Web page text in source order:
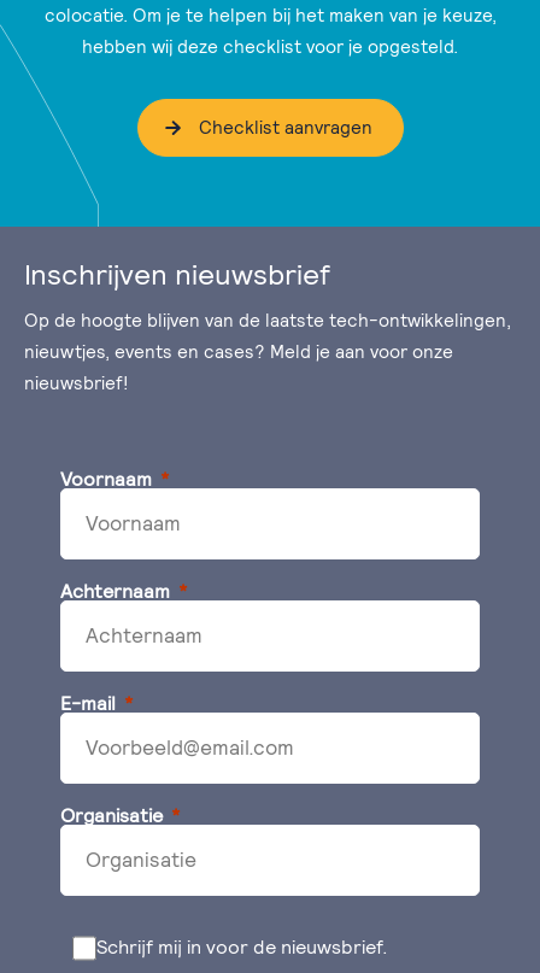
colocatie. Om je te helpen bij het maken van je keuze,
hebben wij deze checklist voor je opgesteld.
Checklist aanvragen
Inschrijven nieuwsbrief
Op de hoogte blijven van de laatste tech-ontwikkelingen,
nieuwtjes, events en cases? Meld je aan voor onze
nieuwsbrief!
Voornaam
Achternaam
E-mail
Organisatie
Schrijf mij in voor de nieuwsbrief.